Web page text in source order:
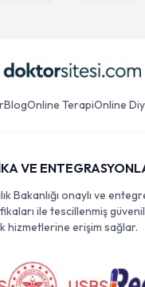
BlogOnline TerapiOnline
VE
Bakanlığı onaylı ve
ile tescillenmiş
hizmetlerine erişim sağlar.